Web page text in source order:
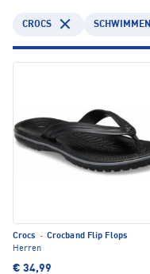
CROCS SCHWIMMEN
Crocs · Crocband Flip Flops
Herren
€ 34,99